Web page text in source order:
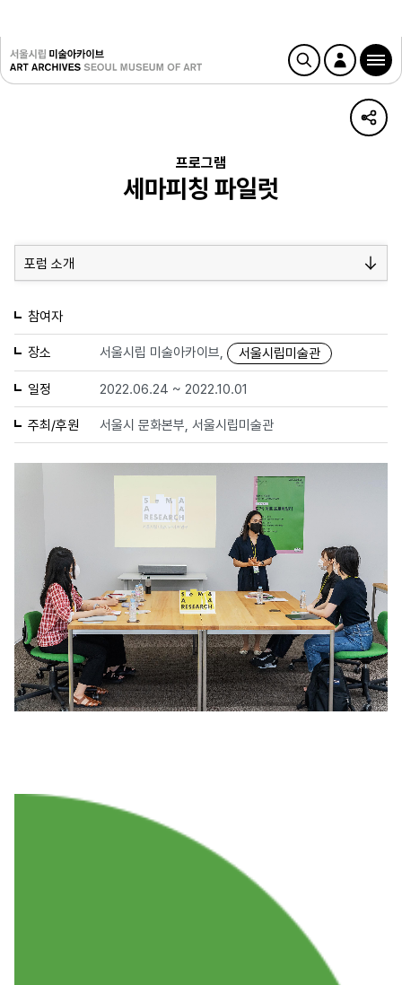
프로그램
세마피칭 파일럿
포럼 소개
참여자
장소 서울시립 미술아카이브, 서울시립미술관
일정 2022.06.24 ~ 2022.10.01
주최/후원 서울시 문화본부, 서울시립미술관